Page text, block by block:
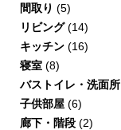
間取り (5)
リビング(14)
キッチン (16)
寝室 (8)
バストイレ・洗面所
子供部屋 (6)
廊下・階段 (2)